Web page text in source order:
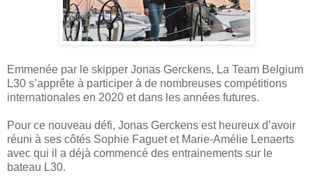
Emmenée par le skipper Jonas Gerckens, La Team Belgium
L30 s’apprête à participer à de nombreuses compétitions
internationales en 2020 et dans les années futures.
Pour ce nouveau défi, Jonas Gerckens est heureux d’avoir
réuni à ses côtés Sophie Faguet et Marie-Amélie Lenaerts
avec qui il a déjà commencé des entrainements sur le
bateau L30.